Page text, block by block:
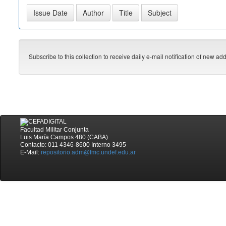
Subscribe to this collection to receive daily e-mail notification of new
Facultad Militar Conjunta
Luis María Campos 480 (CABA)
Contacto: 011 4346-8600 Interno 3495
E-Mail: repositorio.adm@fmc.undef.edu.ar